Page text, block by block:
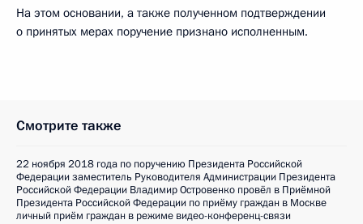
На этом основании, а также полученном подтверждении
о принятых мерах поручение признано исполненным.
Смотрите также
22 ноября 2018 года по поручению Президента Российской
Федерации заместитель Руководителя Администрации Президента
Российской Федерации Владимир Островенко провёл в Приёмной
Президента Российской Федерации по приёму граждан в Москве
личный приём граждан в режиме видео-конференц-связи